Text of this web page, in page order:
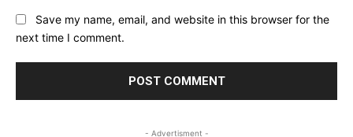
Save my name, email, and website in this browser for the
next time I comment.
- Advertisment -